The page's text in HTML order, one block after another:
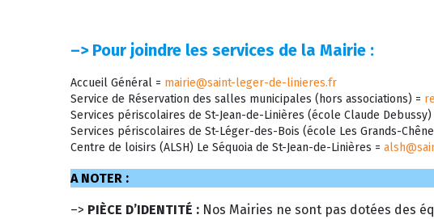
–> Pour joindre les services de la Mairie :
Accueil Général = mairie@saint-leger-de-linieres.fr
Service de Réservation des salles municipales (hors associations) =
Services périscolaires de St-Jean-de-Linières (école Claude Debussy)
Services périscolaires de St-Léger-des-Bois (école Les Grands-
Centre de loisirs (ALSH) Le Séquoia de St-Jean-de-Linières =
A NOTER :
–> PIÈCE D’IDENTITÉ : Nos Mairies ne sont pas dotées des